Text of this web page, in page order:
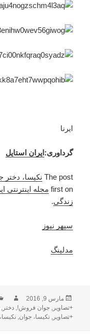
ایرنا
گرداوری: ایران استایل
The post نکیسا،
first on مجله اینترنتی
زندگی.
سپهر نیوز
مدلینگ
ارسال
شده
در
مارس 9, 2016
+تصاویر,جوان فروش!,دختر
+تصاویر,نکیسا، جوان,